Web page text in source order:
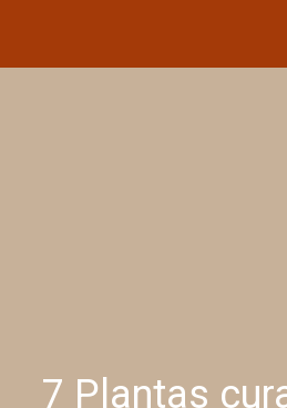
7 Plantas